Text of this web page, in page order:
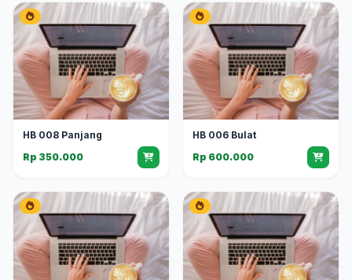
HB 008 Panjang
Rp 350.000
HB 006 Bulat
Rp 600.000